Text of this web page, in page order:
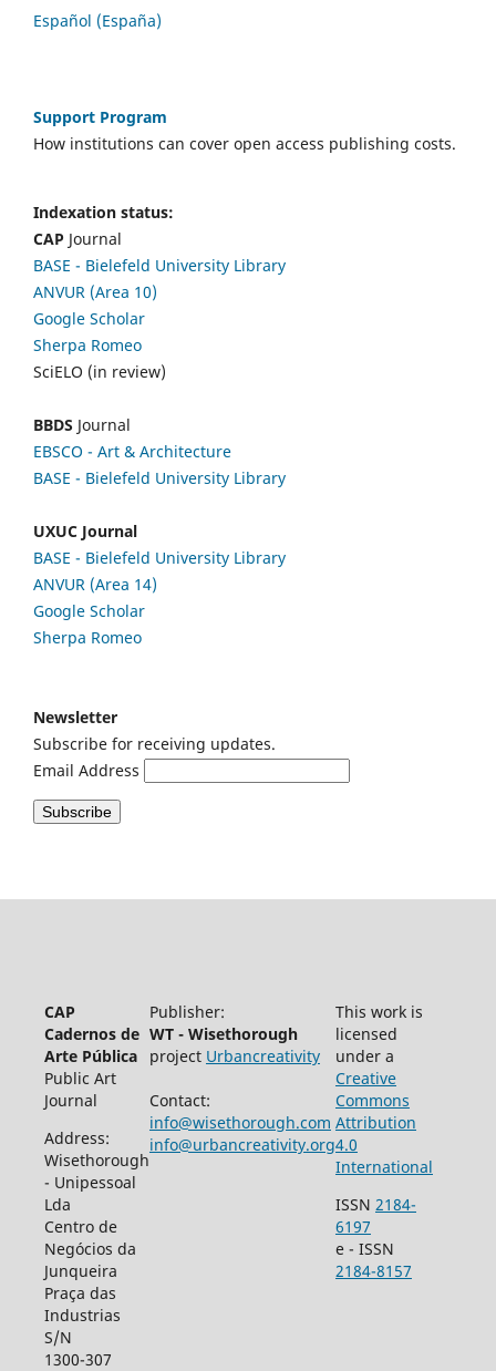
Español (España)
Support Program
How institutions can cover open access publishing costs.
Indexation status:
CAP Journal
BASE - Bielefeld University Library
ANVUR (Area 10)
Google Scholar
Sherpa Romeo
SciELO (in review)
BBDS Journal
EBSCO - Art & Architecture
BASE - Bielefeld University Library
UXUC Journal
BASE - Bielefeld University Library
ANVUR (Area 14)
Google Scholar
Sherpa Romeo
Newsletter
Subscribe for receiving updates.
Email Address
CAP
Cadernos de
Arte Pública
Public Art
Journal
Address:
Wisethorough
- Unipessoal
Lda
Centro de
Negócios da
Junqueira
Praça das
Industrias
S/N
1300-307
Publisher:
WT - Wisethorough
project Urbancreativity
Contact:
info@wisethorough.com
info@urbancreativity.org
This work is
licensed
under a
Creative
Commons
Attribution
4.0
International
ISSN 2184-
6197
e - ISSN
2184-8157